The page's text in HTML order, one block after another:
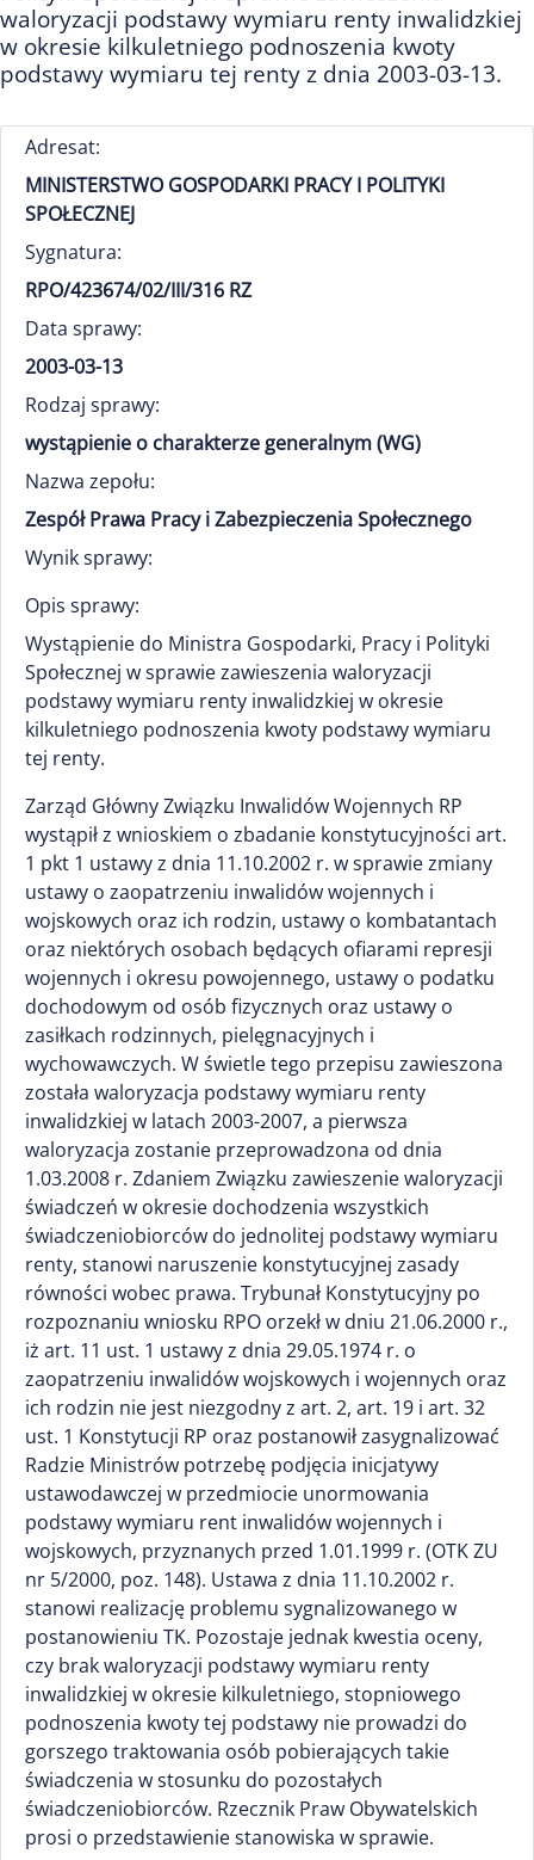
waloryzacji podstawy wymiaru renty inwalidzkiej
w okresie kilkuletniego podnoszenia kwoty
podstawy wymiaru tej renty z dnia 2003-03-13.
Adresat:
MINISTERSTWO GOSPODARKI PRACY I POLITYKI
SPOŁECZNEJ
Sygnatura:
RPO/423674/02/III/316 RZ
Data sprawy:
2003-03-13
Rodzaj sprawy:
wystąpienie o charakterze generalnym (WG)
Nazwa zepołu:
Zespół Prawa Pracy i Zabezpieczenia Społecznego
Wynik sprawy:
Opis sprawy:
Wystąpienie do Ministra Gospodarki, Pracy i Polityki
Społecznej w sprawie zawieszenia waloryzacji
podstawy wymiaru renty inwalidzkiej w okresie
kilkuletniego podnoszenia kwoty podstawy wymiaru
tej renty.
Zarząd Główny Związku Inwalidów Wojennych RP
wystąpił z wnioskiem o zbadanie konstytucyjności art.
1 pkt 1 ustawy z dnia 11.10.2002 r. w sprawie zmiany
ustawy o zaopatrzeniu inwalidów wojennych i
wojskowych oraz ich rodzin, ustawy o kombatantach
oraz niektórych osobach będących ofiarami represji
wojennych i okresu powojennego, ustawy o podatku
dochodowym od osób fizycznych oraz ustawy o
zasiłkach rodzinnych, pielęgnacyjnych i
wychowawczych. W świetle tego przepisu zawieszona
została waloryzacja podstawy wymiaru renty
inwalidzkiej w latach 2003-2007, a pierwsza
waloryzacja zostanie przeprowadzona od dnia
1.03.2008 r. Zdaniem Związku zawieszenie waloryzacji
świadczeń w okresie dochodzenia wszystkich
świadczeniobiorców do jednolitej podstawy wymiaru
renty, stanowi naruszenie konstytucyjnej zasady
równości wobec prawa. Trybunał Konstytucyjny po
rozpoznaniu wniosku RPO orzekł w dniu 21.06.2000 r.,
iż art. 11 ust. 1 ustawy z dnia 29.05.1974 r. o
zaopatrzeniu inwalidów wojskowych i wojennych oraz
ich rodzin nie jest niezgodny z art. 2, art. 19 i art. 32
ust. 1 Konstytucji RP oraz postanowił zasygnalizować
Radzie Ministrów potrzebę podjęcia inicjatywy
ustawodawczej w przedmiocie unormowania
podstawy wymiaru rent inwalidów wojennych i
wojskowych, przyznanych przed 1.01.1999 r. (OTK ZU
nr 5/2000, poz. 148). Ustawa z dnia 11.10.2002 r.
stanowi realizację problemu sygnalizowanego w
postanowieniu TK. Pozostaje jednak kwestia oceny,
czy brak waloryzacji podstawy wymiaru renty
inwalidzkiej w okresie kilkuletniego, stopniowego
podnoszenia kwoty tej podstawy nie prowadzi do
gorszego traktowania osób pobierających takie
świadczenia w stosunku do pozostałych
świadczeniobiorców. Rzecznik Praw Obywatelskich
prosi o przedstawienie stanowiska w sprawie.